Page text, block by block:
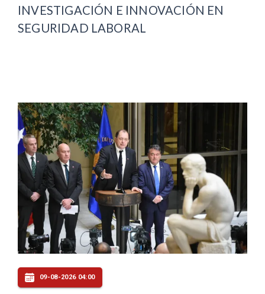
INVESTIGACIÓN E INNOVACIÓN EN
SEGURIDAD LABORAL
09-08-2026 04:00